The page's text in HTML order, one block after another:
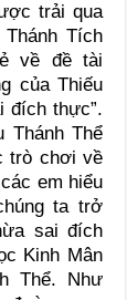
trải qua
Tích
về đề tài
của Thiếu
đích thực”.
Thánh Thể
trò chơi về
em hiểu
ta trở
sai đích
Kinh Mân
Thể. Như